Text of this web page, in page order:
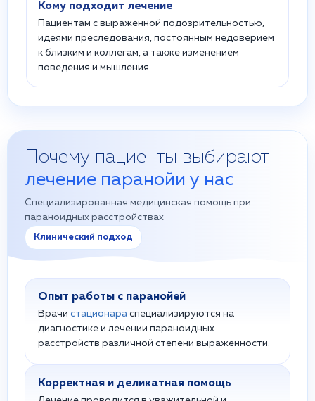
Кому подходит лечение
Пациентам с выраженной подозрительностью,
идеями преследования, постоянным недоверием
к близким и коллегам, а также изменением
поведения и мышления.
Почему пациенты выбирают
лечение паранойи у нас
Специализированная медицинская помощь при
параноидных расстройствах
Клинический подход
Опыт работы с паранойей
Врачи стационара специализируются на
диагностике и лечении параноидных
расстройств различной степени выраженности.
Корректная и деликатная помощь